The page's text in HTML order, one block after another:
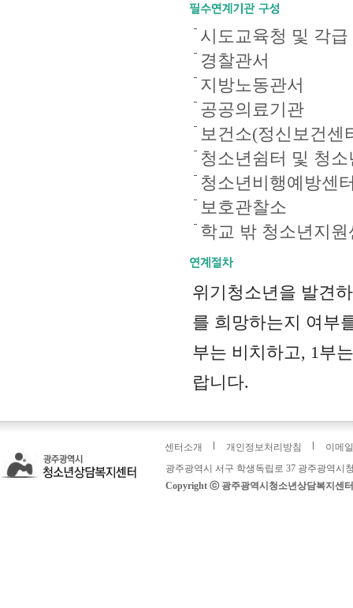
시도교육청 및 각급
경찰관서
지방노동관서
공공의료기관
보건소(정신보건센
청소년쉼터 및 청
청소년비행예방센
보호관찰소
학교 밖 청소년지원
위기청소년을 발견
를 희망하는지 여부
부는 비치하고, 1부
랍니다.
센터소개 개인정보처리방침
이메
광주광역시 서구 학생독립로 37 광주광역시
Copyright ⓒ 광주광역시청소년상담복지센